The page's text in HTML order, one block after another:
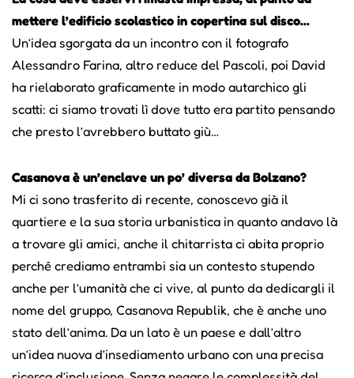
mettere l’edificio scolastico in copertina sul disco...
Un’idea sgorgata da un incontro con il fotografo
Alessandro Farina, altro reduce del Pascoli, poi David
ha rielaborato graficamente in modo autarchico gli
scatti: ci siamo trovati lì dove tutto era partito pensando
che presto l’avrebbero buttato giù…
Casanova è un’enclave un po’ diversa da Bolzano?
Mi ci sono trasferito di recente, conoscevo già il
quartiere e la sua storia urbanistica in quanto andavo là
a trovare gli amici, anche il chitarrista ci abita proprio
perché crediamo entrambi sia un contesto stupendo
anche per l’umanità che ci vive, al punto da dedicargli il
nome del gruppo, Casanova Republik, che è anche uno
stato dell’anima. Da un lato è un paese e dall’altro
un’idea nuova d’insediamento urbano con una precisa